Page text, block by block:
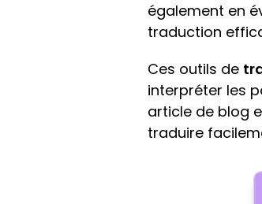
également en
traduction
Ces outils de
interpréter les
article de blog
traduire